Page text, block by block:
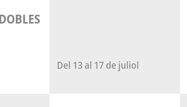
del 13 al 17 de juliol